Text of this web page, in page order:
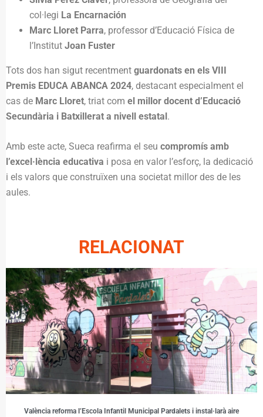
col·legi La Encarnación
Marc Lloret Parra, professor d’Educació Física de
l’Institut Joan Fuster
Tots dos han sigut recentment guardonats en els VIII
Premis EDUCA ABANCA 2024, destacant especialment el
cas de Marc Lloret, triat com el millor docent d’Educació
Secundària i Batxillerat a nivell estatal.
Amb este acte, Sueca reafirma el seu compromís amb
l’excel·lència educativa i posa en valor l’esforç, la dedicació
i els valors que construïxen una societat millor des de les
aules.
RELACIONAT
València reforma l’Escola Infantil Municipal Pardalets i instal·larà aire